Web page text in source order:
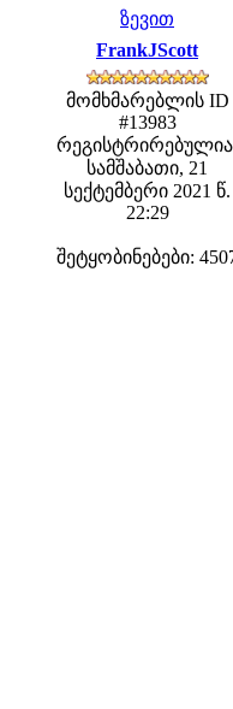
ზევით
FrankJScott
მომხმარებლის ID
#13983
სამშაბათი, 21
სექტემბერი 2021 წ.
22:29
შეტყობინებები: